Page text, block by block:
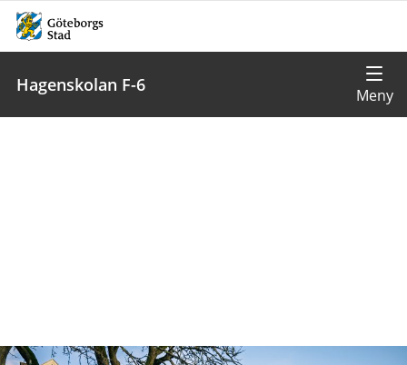
Hagenskolan F-6